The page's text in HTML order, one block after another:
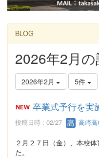
BLOG
2026年2月
2026年2月 5件
卒業式予行を実
投稿日時 : 02/27 高崎高
２月２７日（金）、本校
た。